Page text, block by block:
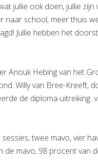
jullie ook doen, jullie zijn
naar school, meer thuis
Jullie hebben het
Anouk Hebing van het
Willy van Bree-Kreeft,
de diploma-uitreiking
twee mavo, vier
de mavo, 98 procent van